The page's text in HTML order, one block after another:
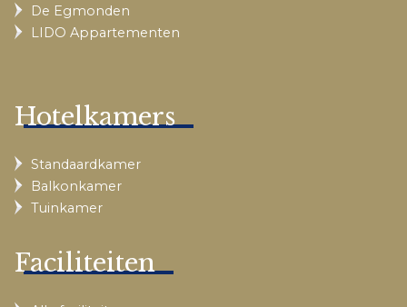
De Egmonden
LIDO Appartementen
Hotelkamers
Standaardkamer
Balkonkamer
Tuinkamer
Faciliteiten